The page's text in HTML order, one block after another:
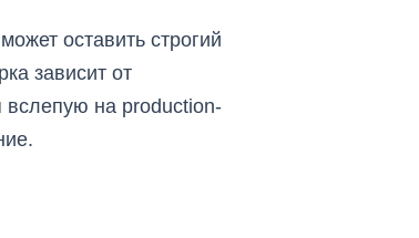
оставить строгий
зависит от
вслепую на production-